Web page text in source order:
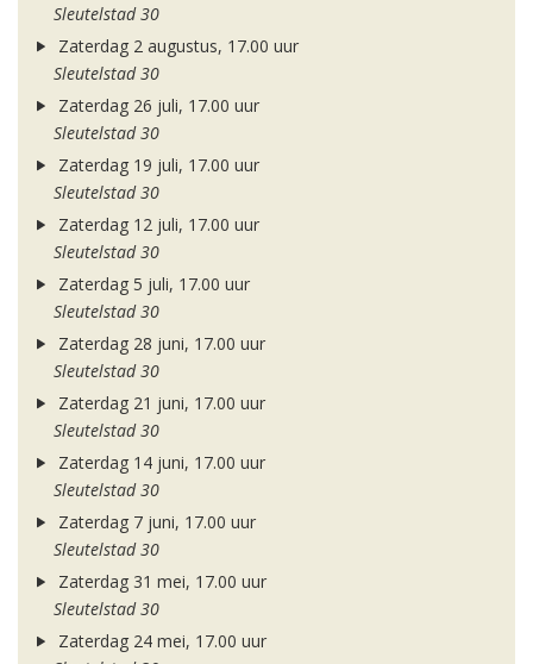
Sleutelstad 30
Zaterdag 2 augustus, 17.00 uur
Sleutelstad 30
Zaterdag 26 juli, 17.00 uur
Sleutelstad 30
Zaterdag 19 juli, 17.00 uur
Sleutelstad 30
Zaterdag 12 juli, 17.00 uur
Sleutelstad 30
Zaterdag 5 juli, 17.00 uur
Sleutelstad 30
Zaterdag 28 juni, 17.00 uur
Sleutelstad 30
Zaterdag 21 juni, 17.00 uur
Sleutelstad 30
Zaterdag 14 juni, 17.00 uur
Sleutelstad 30
Zaterdag 7 juni, 17.00 uur
Sleutelstad 30
Zaterdag 31 mei, 17.00 uur
Sleutelstad 30
Zaterdag 24 mei, 17.00 uur